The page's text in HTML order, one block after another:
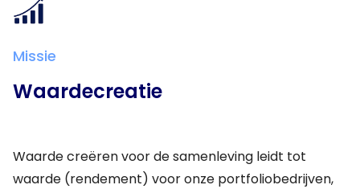
Missie
Waardecreatie
Waarde creëren voor de samenleving leidt tot
waarde (rendement) voor onze portfoliobedrijven,